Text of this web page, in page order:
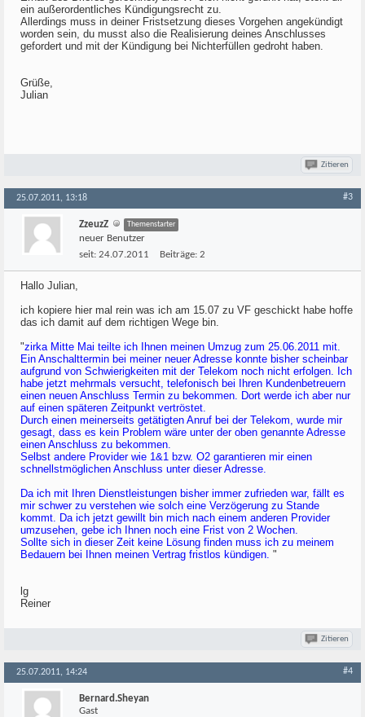
ein außerordentliches Kündigungsrecht zu.
Allerdings muss in deiner Fristsetzung dieses Vorgehen angekündigt
worden sein, du musst also die Realisierung deines Anschlusses
gefordert und mit der Kündigung bei Nichterfüllen gedroht haben.
Grüße,
Julian
Zitieren
25.07.2011, 13:18 #3
ZzeuzZ Themenstarter
neuer Benutzer
seit: 24.07.2011 Beiträge: 2
Hallo Julian,
ich kopiere hier mal rein was ich am 15.07 zu VF geschickt habe hoffe
das ich damit auf dem richtigen Wege bin.
"zirka Mitte Mai teilte ich Ihnen meinen Umzug zum 25.06.2011 mit.
Ein Anschalttermin bei meiner neuer Adresse konnte bisher scheinbar
aufgrund von Schwierigkeiten mit der Telekom noch nicht erfolgen. Ich
habe jetzt mehrmals versucht, telefonisch bei Ihren Kundenbetreuern
einen neuen Anschluss Termin zu bekommen. Dort werde ich aber nur
auf einen späteren Zeitpunkt vertröstet.
Durch einen meinerseits getätigten Anruf bei der Telekom, wurde mir
gesagt, dass es kein Problem wäre unter der oben genannte Adresse
einen Anschluss zu bekommen.
Selbst andere Provider wie 1&1 bzw. O2 garantieren mir einen
schnellstmöglichen Anschluss unter dieser Adresse.
Da ich mit Ihren Dienstleistungen bisher immer zufrieden war, fällt es
mir schwer zu verstehen wie solch eine Verzögerung zu Stande
kommt. Da ich jetzt gewillt bin mich nach einem anderen Provider
umzusehen, gebe ich Ihnen noch eine Frist von 2 Wochen.
Sollte sich in dieser Zeit keine Lösung finden muss ich zu meinem
Bedauern bei Ihnen meinen Vertrag fristlos kündigen. "
lg
Reiner
Zitieren
25.07.2011, 14:24 #4
Bernard.Sheyan
Gast